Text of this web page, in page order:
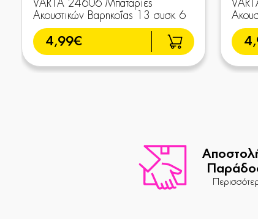
VARTA 24606 Μπαταρίες
Ακουστικών Βαρηκοΐας 13 συσκ 6
4,99€